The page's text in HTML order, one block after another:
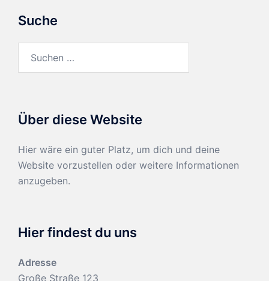
Suche
Über diese Website
Hier wäre ein guter Platz, um dich und deine
Website vorzustellen oder weitere Informationen
anzugeben.
Hier findest du uns
Adresse
Große Straße 123